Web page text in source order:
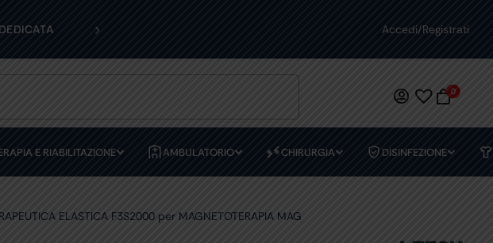
› Accedi/Registrati
0
E RIABILITAZIONE AMBULATORIO CHIRURGIA DISINFEZIONE
ELASTICA F3S2000 per MAGNETOTERAPIA MAG